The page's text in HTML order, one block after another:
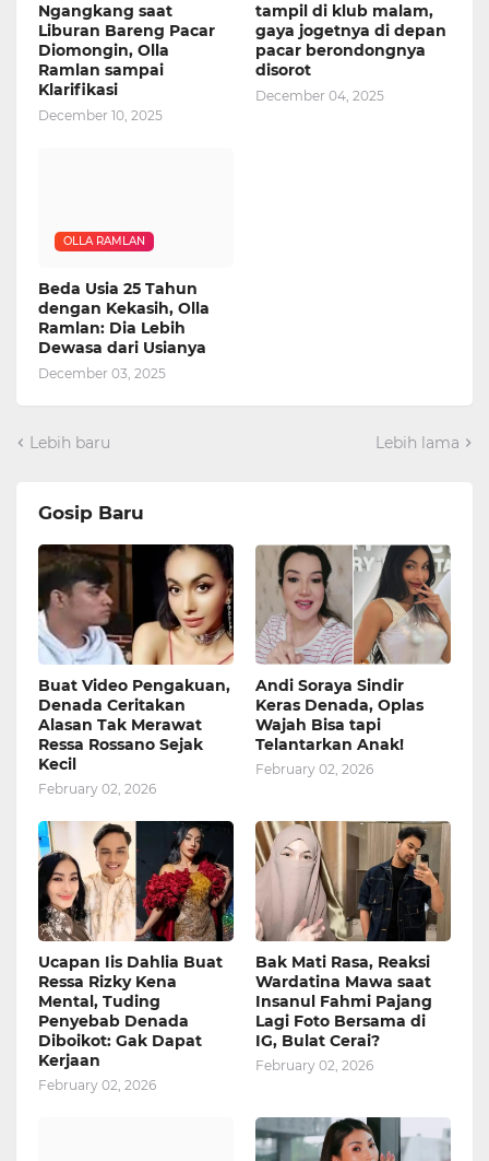
Ngangkang saat
Liburan Bareng Pacar
Diomongin, Olla
Ramlan sampai
Klarifikasi
December 10, 2025
tampil di klub malam,
gaya jogetnya di depan
pacar berondongnya
disorot
December 04, 2025
OLLA RAMLAN
Beda Usia 25 Tahun
dengan Kekasih, Olla
Ramlan: Dia Lebih
Dewasa dari Usianya
December 03, 2025
Lebih baru Lebih lama
Gosip Baru
Buat Video Pengakuan,
Denada Ceritakan
Alasan Tak Merawat
Ressa Rossano Sejak
Kecil
February 02, 2026
Andi Soraya Sindir
Keras Denada, Oplas
Wajah Bisa tapi
Telantarkan Anak!
February 02, 2026
Ucapan Iis Dahlia Buat
Ressa Rizky Kena
Mental, Tuding
Penyebab Denada
Diboikot: Gak Dapat
Kerjaan
February 02, 2026
Bak Mati Rasa, Reaksi
Wardatina Mawa saat
Insanul Fahmi Pajang
Lagi Foto Bersama di
IG, Bulat Cerai?
February 02, 2026